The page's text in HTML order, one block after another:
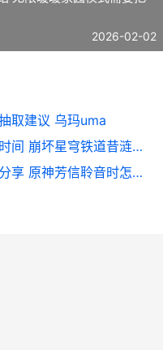
2026-02-02
取建议 乌玛uma
崩坏星穹铁道昔涟上线时间 崩坏星穹铁道昔涟复刻时间
原神芳信聆音时兑换码分享 原神芳信聆音时怎样取消预约